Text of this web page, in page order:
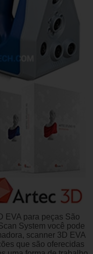
EVA para peças São
System você pode
scanner 3D EVA
que são oferecidas